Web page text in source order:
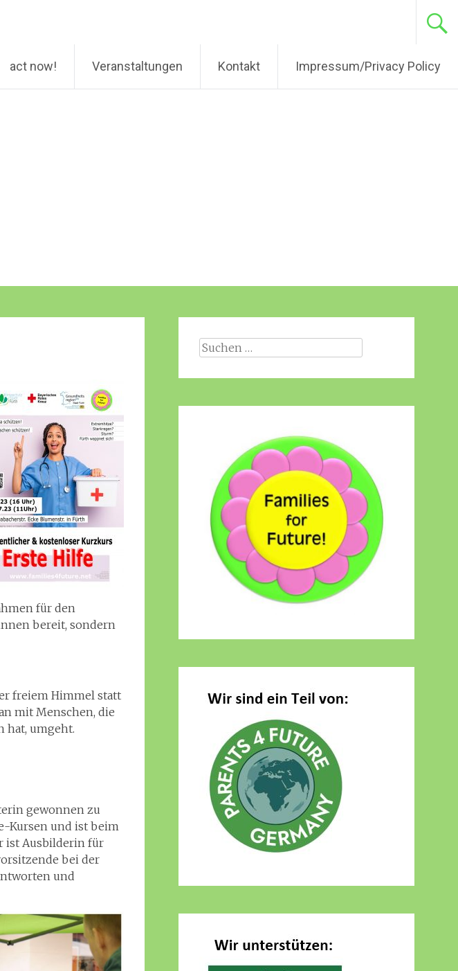
act now! Veranstaltungen Kontakt Impressum/Privacy Policy
für den
bereit, sondern
freiem Himmel statt
mit Menschen, die
hat, umgeht.
gewonnen zu
Kursen und ist beim
ist Ausbilderin für
bei der
und
Suche